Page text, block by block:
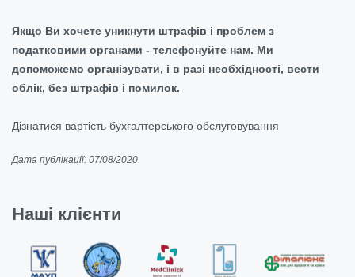
Якщо Ви хочете уникнути штрафів і проблем з
податковими органами - телефонуйте нам. Ми
допоможемо організувати, і в разі необхідності, вести
облік, без штрафів і помилок.
Дізнатися вартість бухгалтерського обслуговування
Дата публікації: 07/08/2020
Наші клієнти